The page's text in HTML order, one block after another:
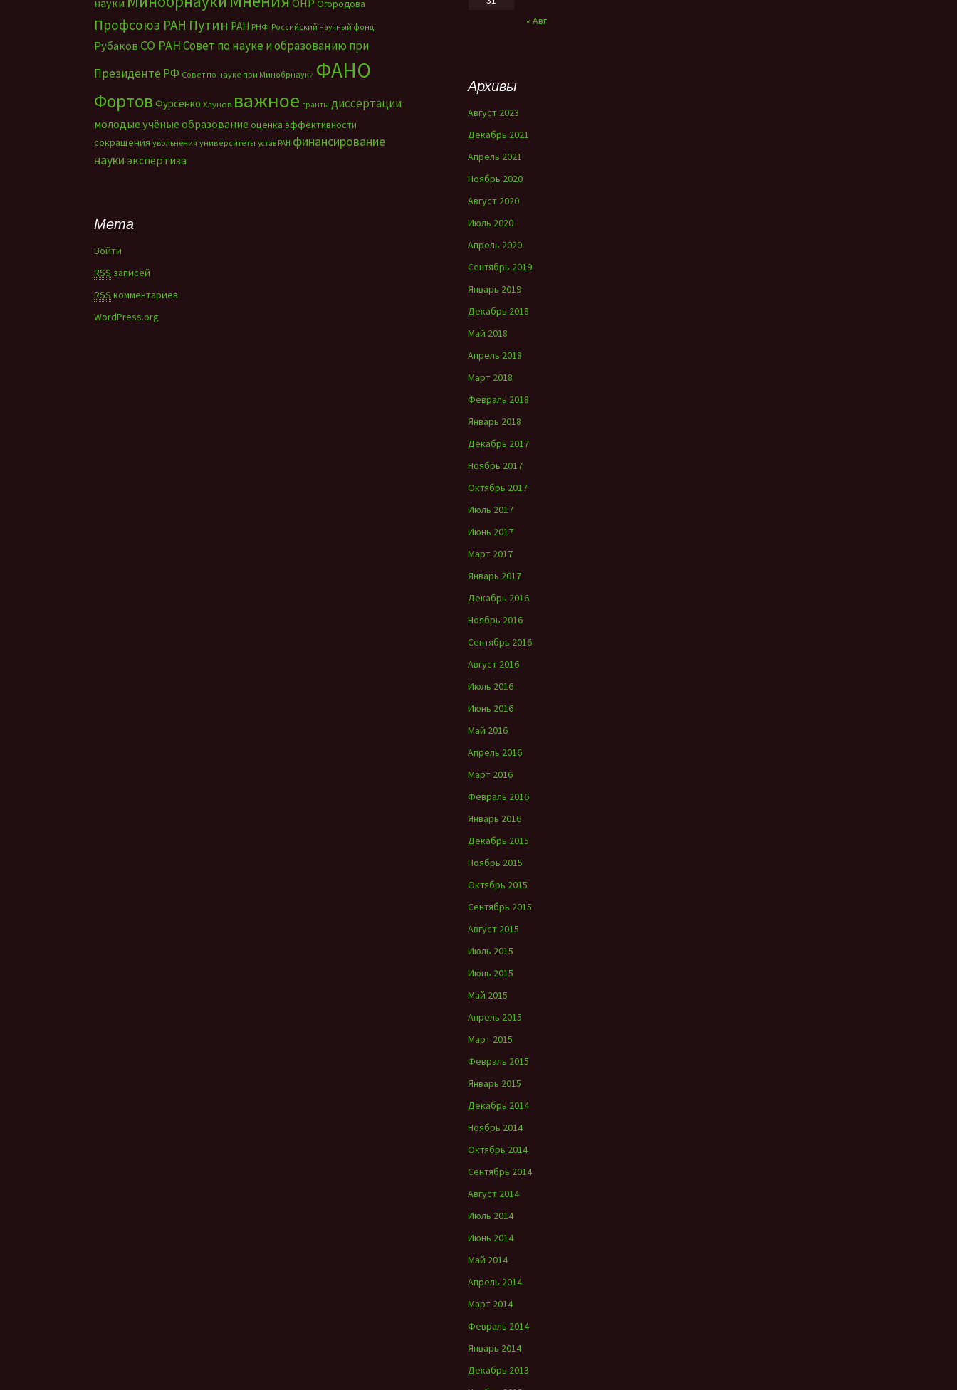
науки
ОНР Огородова
Профсоюз РАН Путин РАН РНФ Российский научный фонд
Рубаков СО РАНСовет по науке и образованию при
Президенте РФ Совет по науке при Минобрнауки ФАНО
Фортов Фурсенко Хлунов важное гранты диссертации
молодые учёные образование оценка эффективности
сокращения увольнения университеты устав РАН финансирование
науки экспертиза
« Авг
Архивы
Август 2023
Декабрь 2021
Апрель 2021
Ноябрь 2020
Август 2020
Июль 2020
Апрель 2020
Сентябрь 2019
Январь 2019
Декабрь 2018
Май 2018
Апрель 2018
Март 2018
Февраль 2018
Январь 2018
Декабрь 2017
Ноябрь 2017
Октябрь 2017
Июль 2017
Июнь 2017
Март 2017
Январь 2017
Декабрь 2016
Ноябрь 2016
Сентябрь 2016
Август 2016
Июль 2016
Июнь 2016
Май 2016
Апрель 2016
Март 2016
Февраль 2016
Январь 2016
Декабрь 2015
Ноябрь 2015
Октябрь 2015
Сентябрь 2015
Август 2015
Июль 2015
Июнь 2015
Май 2015
Апрель 2015
Март 2015
Февраль 2015
Январь 2015
Декабрь 2014
Ноябрь 2014
Октябрь 2014
Сентябрь 2014
Август 2014
Июль 2014
Июнь 2014
Май 2014
Апрель 2014
Март 2014
Февраль 2014
Январь 2014
Декабрь 2013
Мета
Войти
RSS записей
RSS комментариев
WordPress.org